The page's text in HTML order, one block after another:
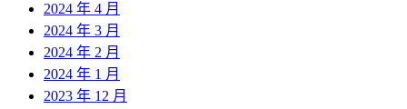
2024 年 4 月
2024 年 3 月
2024 年 2 月
2024 年 1 月
2023 年 12 月